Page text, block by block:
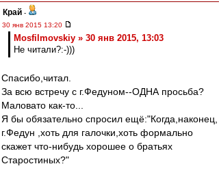
Край -
30 янв 2015 13:20
Mosfilmovskiy » 30 янв 2015, 13:03
Не читали?:-)))
Спасибо,читал.
За всю встречу с г.Федуном--ОДНА просьба?
Маловато как-то...
Я бы обязательно спросил ещё:"Когда,наконец,
г.Федун ,хоть для галочки,хоть формально
скажет что-нибудь хорошее о братьях
Старостиных?"